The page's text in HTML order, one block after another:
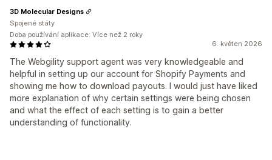
6. květen 2026
The Webgility support agent was very knowledgeable and
helpful in setting up our account for Shopify Payments and
showing me how to download payouts. I would just have liked
more explanation of why certain settings were being chosen
and what the effect of each setting is to gain a better
understanding of functionality.
3D Molecular Designs
Spojené státy
Doba používání aplikace: Více než 2 roky